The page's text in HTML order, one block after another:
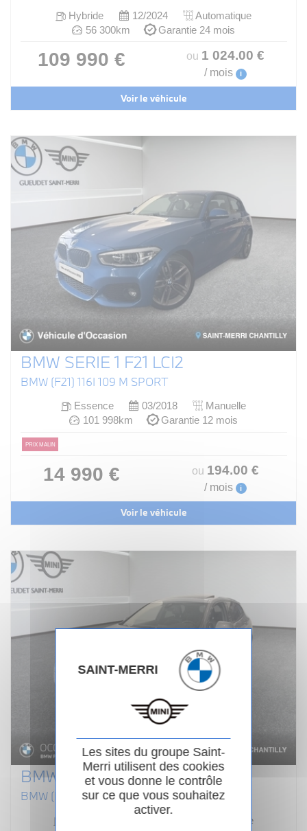
Hybride 12/2024
Automatique
56 300km
Garantie 24 mois
109 990 € ou 1 024.00 €
/ mois i
Voir le véhicule
BMW SERIE 1 F21 LCI2
BMW (F21) 116I 109 M SPORT
Essence 03/2018
Manuelle
101 998km
Garantie 12 mois
PRIX MALIN
14 990 € ou 194.00 €
/ mois i
Voir le véhicule
BMW SERIE 1 F40
BMW (F40) 118I 136 M SPORT DKG7
Automatique
SAINT-MERRI
Les sites du groupe Saint-
Merri utilisent des cookies
et vous donne le contrôle
sur ce que vous souhaitez
activer.